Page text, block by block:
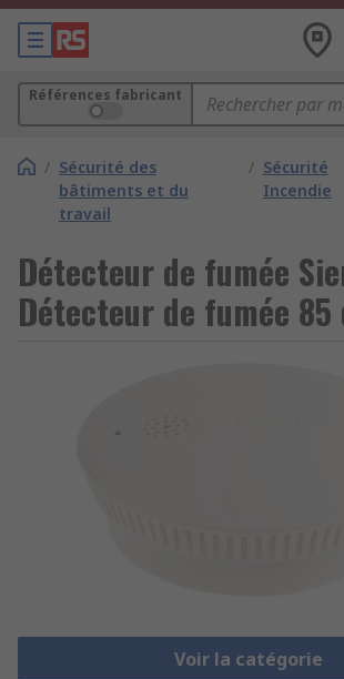
Références fabricant
/ Sécurité des
bâtiments et du
travail
/ Sécurité
Incendie
Détecteur de fumée
Détecteur de fumée 85
Voir la catégorie